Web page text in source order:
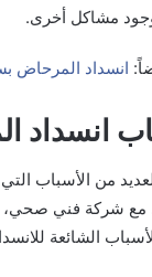
مشاكل أخرى.
انسداد المرحاض
انسداد
من الأسباب
مع شركة فني صحي،
الشائعة